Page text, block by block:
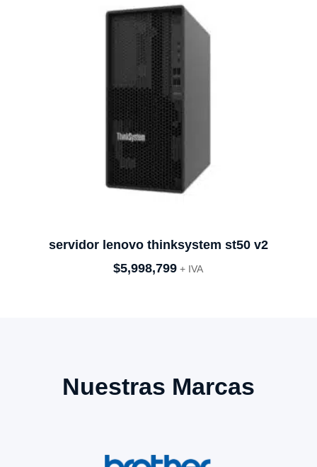
servidor lenovo thinksystem st50 v2
$5,998,799 + IVA
Nuestras Marcas